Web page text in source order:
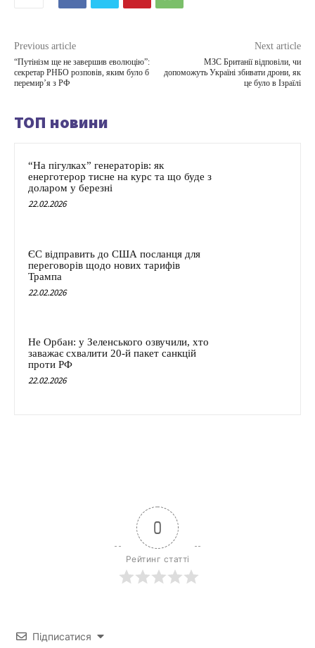
Previous article
“Путінізм ще не завершив еволюцію”:
секретар РНБО розповів, яким було б
перемир’я з РФ
Next article
МЗС Британії відповіли, чи
допоможуть Україні збивати дрони, як
це було в Ізраїлі
ТОП новини
“На пігулках” генераторів: як
енерготерор тисне на курс та що буде з
доларом у березні
22.02.2026
ЄС відправить до США посланця для
переговорів щодо нових тарифів
Трампа
22.02.2026
Не Орбан: у Зеленського озвучили, хто
заважає схвалити 20-й пакет санкцій
проти РФ
22.02.2026
0
Рейтинг статті
Підписатися